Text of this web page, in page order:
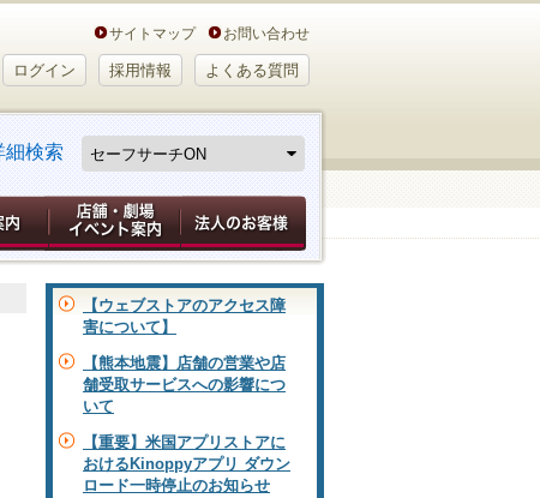
サイトマップ お問い合わせ
ログイン 採用情報 よくある質問
細検索
【ウェブストアのアクセス障
害について】
【熊本地震】店舗の営業や店
舗受取サービスへの影響につ
いて
【重要】米国アプリストアに
おけるKinoppyアプリ ダウン
ロード一時停止のお知らせ